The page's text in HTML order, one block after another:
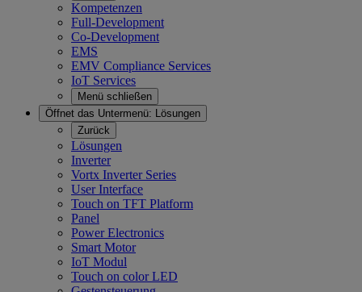
Kompetenzen
Full-Development
Co-Development
EMS
EMV Compliance Services
IoT Services
Menü schließen
Öffnet das Untermenü: Lösungen
Zurück
Lösungen
Inverter
Vortx Inverter Series
User Interface
Touch on TFT Platform
Panel
Power Electronics
Smart Motor
IoT Modul
Touch on color LED